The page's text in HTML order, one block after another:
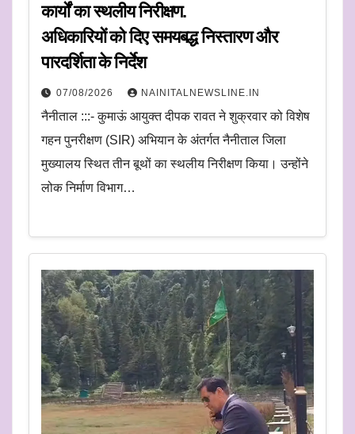
कार्यों का स्थलीय निरीक्षण.
अधिकारियों को दिए समयबद्ध निस्तारण और
पारदर्शिता के निर्देश
07/08/2026 NAINITALNEWSLINE.IN
नैनीताल :::- कुमाऊं आयुक्त दीपक रावत ने शुक्रवार को विशेष
गहन पुनरीक्षण (SIR) अभियान के अंतर्गत नैनीताल जिला
मुख्यालय स्थित तीन बूथों का स्थलीय निरीक्षण किया। उन्होंने
लोक निर्माण विभाग…